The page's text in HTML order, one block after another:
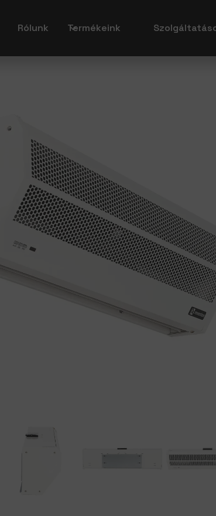
Rólunk Termékeink